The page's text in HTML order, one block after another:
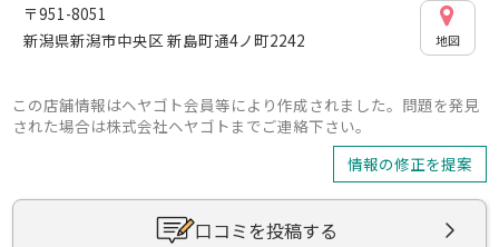
〒951-8051
新潟県新潟市中央区 新島町通4ノ町2242
地図
この店舗情報はヘヤゴト会員等により作成されました。問題を発見
された場合は株式会社ヘヤゴトまでご連絡下さい。
情報の修正を提案
口コミを投稿する